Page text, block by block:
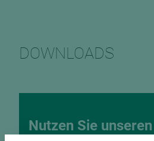
DOWNLOADS
Nutzen Sie unseren